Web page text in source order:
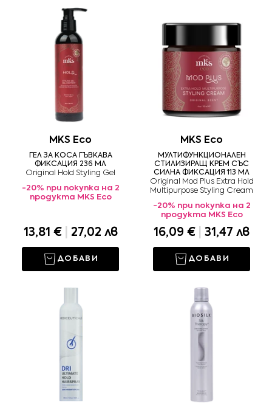
MKS Eco
ГЕЛ ЗА КОСА ГЪВКАВА
ФИКСАЦИЯ 236 МЛ
Original Hold Styling Gel
-20% при покупка на 2
продукта MKS Eco
13,81 € 27,02 лв
ДОБАВИ
MKS Eco
МУЛТИФУНКЦИОНАЛЕН
СТИЛИЗИРАЩ КРЕМ СЪС
СИЛНА ФИКСАЦИЯ 113 МЛ
Original Mod Plus Extra Hold
Multipurpose Styling Cream
-20% при покупка на 2
продукта MKS Eco
16,09 € 31,47 лв
ДОБАВИ